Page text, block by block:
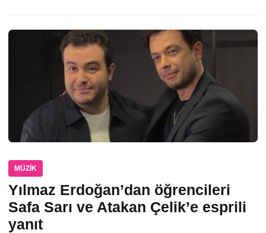
MÜZIK
Yılmaz Erdoğan’dan öğrencileri
Safa Sarı ve Atakan Çelik’e esprili
yanıt